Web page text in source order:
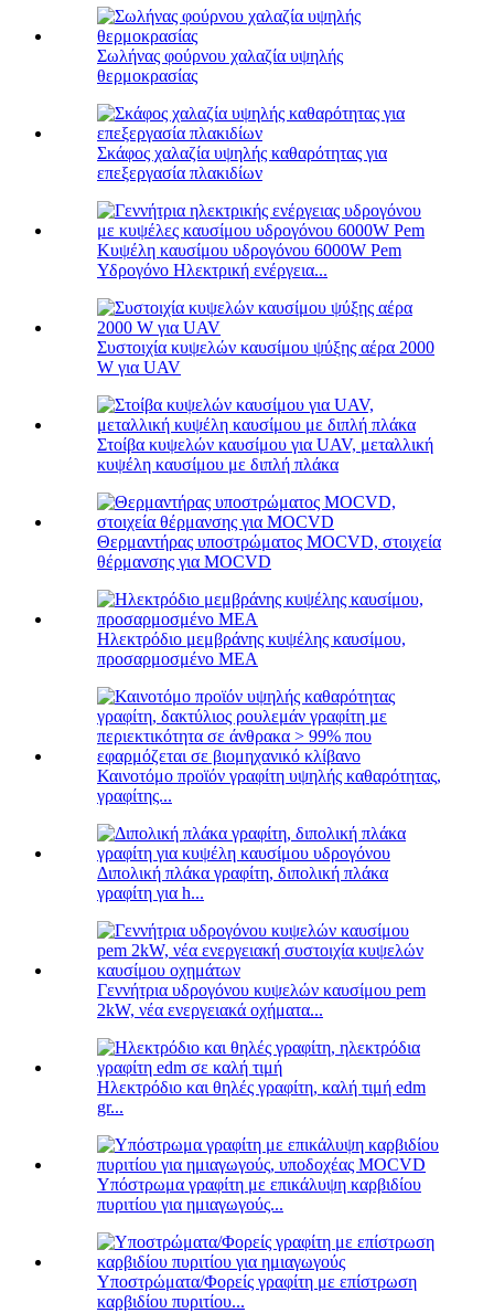
Σωλήνας φούρνου χαλαζία υψηλής
θερμοκρασίας
Σκάφος χαλαζία υψηλής καθαρότητας για
επεξεργασία πλακιδίων
Κυψέλη καυσίμου υδρογόνου 6000W Pem
Υδρογόνο Ηλεκτρική ενέργεια...
Συστοιχία κυψελών καυσίμου ψύξης αέρα 2000
W για UAV
Στοίβα κυψελών καυσίμου για UAV, μεταλλική
κυψέλη καυσίμου με διπλή πλάκα
Θερμαντήρας υποστρώματος MOCVD, στοιχεία
θέρμανσης για MOCVD
Ηλεκτρόδιο μεμβράνης κυψέλης καυσίμου,
προσαρμοσμένο MEA
Καινοτόμο προϊόν γραφίτη υψηλής καθαρότητας,
γραφίτης...
Διπολική πλάκα γραφίτη, διπολική πλάκα
γραφίτη για h...
Γεννήτρια υδρογόνου κυψελών καυσίμου pem
2kW, νέα ενεργειακά οχήματα...
Ηλεκτρόδιο και θηλές γραφίτη, καλή τιμή edm
gr...
Υπόστρωμα γραφίτη με επικάλυψη καρβιδίου
πυριτίου για ημιαγωγούς...
Υποστρώματα/Φορείς γραφίτη με επίστρωση
καρβιδίου πυριτίου...